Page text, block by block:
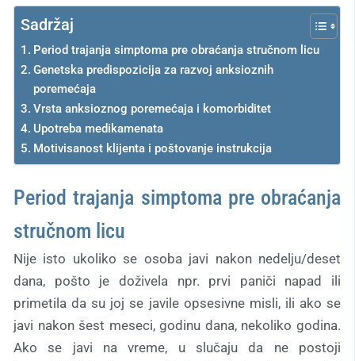
Sadržaj
Period trajanja simptoma pre obraćanja stručnom licu
Genetska predispozicija za razvoj anksioznih
poremećaja
Vrsta anksioznog poremećaja i komorbiditet
Upotreba medikamenata
Motivisanost klijenta i poštovanje instrukcija
Period trajanja simptoma pre obraćanja
stručnom licu
Nije isto ukoliko se osoba javi nakon nedelju/deset
dana, pošto je doživela npr. prvi paniči napad ili
primetila da su joj se javile opsesivne misli, ili ako se
javi nakon šest meseci, godinu dana, nekoliko godina.
Ako se javi na vreme, u slučaju da ne postoji